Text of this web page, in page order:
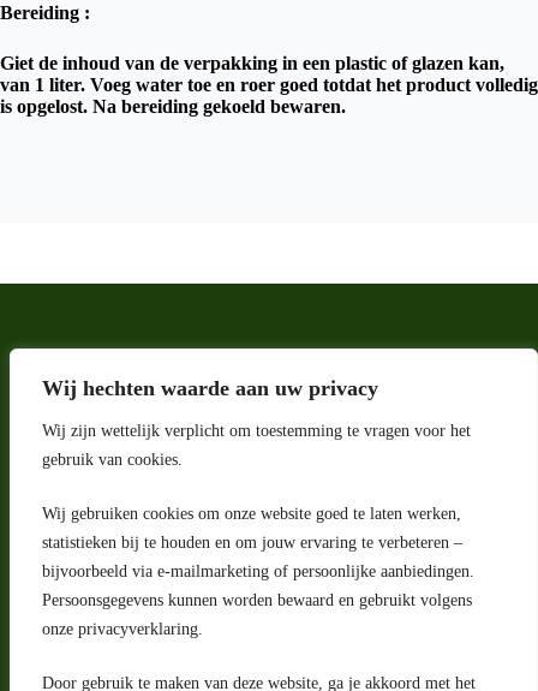
Wij hechten waarde aan uw privacy
Wij zijn wettelijk verplicht om toestemming te vragen voor het
gebruik van cookies.
Wij gebruiken cookies om onze website goed te laten werken,
statistieken bij te houden en om jouw ervaring te verbeteren –
bijvoorbeeld via e-mailmarketing of persoonlijke aanbiedingen.
Persoonsgegevens kunnen worden bewaard en gebruikt volgens
onze privacyverklaring.
Door gebruik te maken van deze website, ga je akkoord met het
Bereiding :
Giet de inhoud van de verpakking in een plastic of glazen kan,
van 1 liter. Voeg water toe en roer goed totdat het product volledig
is opgelost. Na bereiding gekoeld bewaren.
Adres
Riga 4 E
2993 LW Barendrecht
Nederland
Contact
klantenservice@portugeseproducten.nl